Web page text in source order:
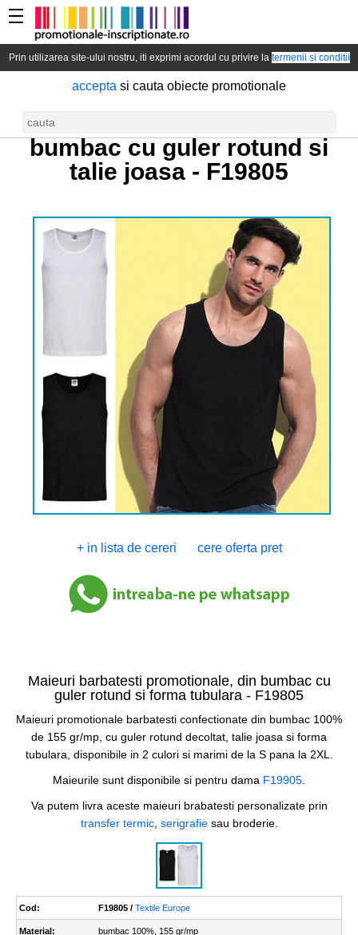
bumbac cu guler rotund si
talie joasa - F19805
+ in lista de cereri cere oferta pret
Maieuri barbatesti promotionale, din bumbac cu
guler rotund si forma tubulara - F19805
Maieuri promotionale barbatesti confectionate din bumbac 100%
de 155 gr/mp, cu guler rotund decoltat, talie joasa si forma
tubulara, disponibile in 2 culori si marimi de la S pana la 2XL.
Maieurile sunt disponibile si pentru dama F19905
Va putem livra aceste maieuri brabatesti personalizate prin
transfer termic, serigrafiesau broderie.
Cod: F19805 / Textile Europe
Material: bumbac 100%, 155 gr/mp
Prin utilizarea site-ului nostru, iti exprimi acordul cu privire la termenii si conditii
accepta si cauta obiecte promotionale